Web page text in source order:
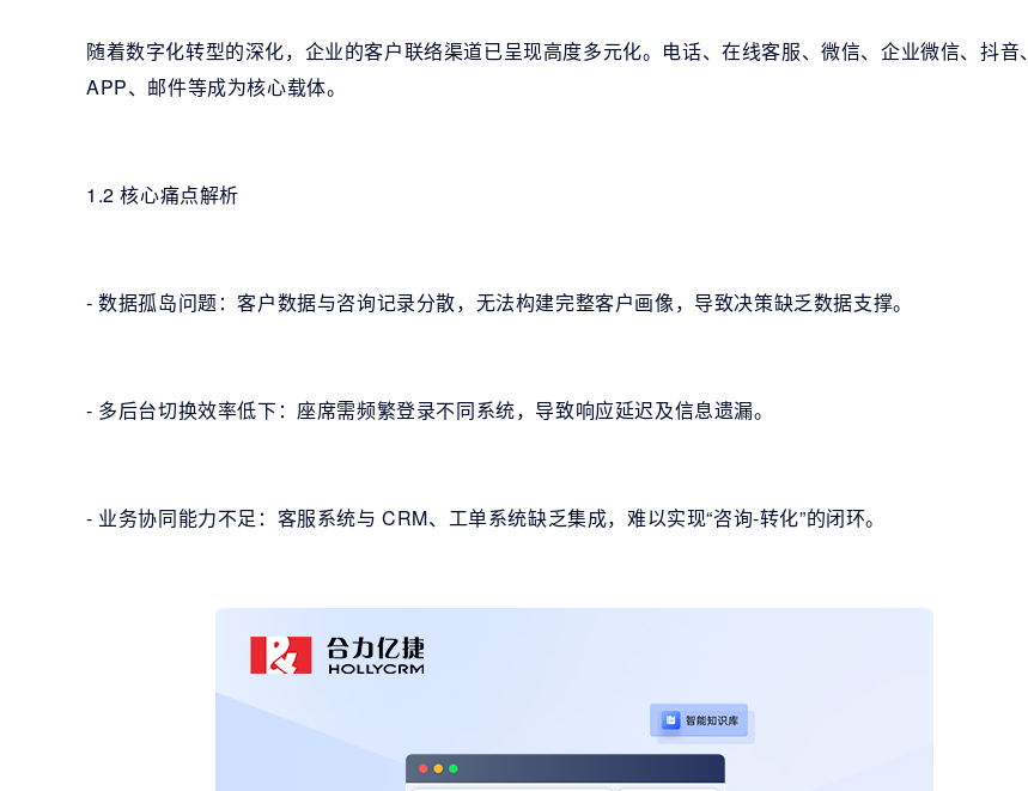
随着数字化转型的深化，企业的客户联络渠道已呈现高度多元化。电话、在线客服、微信、企业微信、抖音、
APP、邮件等成为核心载体。
1.2 核心痛点解析
- 数据孤岛问题：客户数据与咨询记录分散，无法构建完整客户画像，导致决策缺乏数据支撑。
- 多后台切换效率低下：座席需频繁登录不同系统，导致响应延迟及信息遗漏。
- 业务协同能力不足：客服系统与 CRM、工单系统缺乏集成，难以实现“咨询-转化”的闭环。